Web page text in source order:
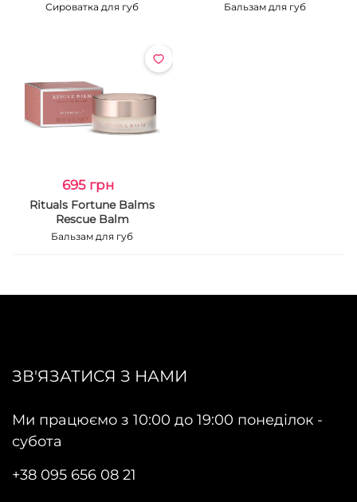
Сироватка для губ Бальзам для губ
695 грн
Rituals Fortune Balms
Rescue Balm
Бальзам для губ
ЗВ'ЯЗАТИСЯ З НАМИ
Ми працюємо з 10:00 до 19:00 понеділок -
субота
+38 095 656 08 21